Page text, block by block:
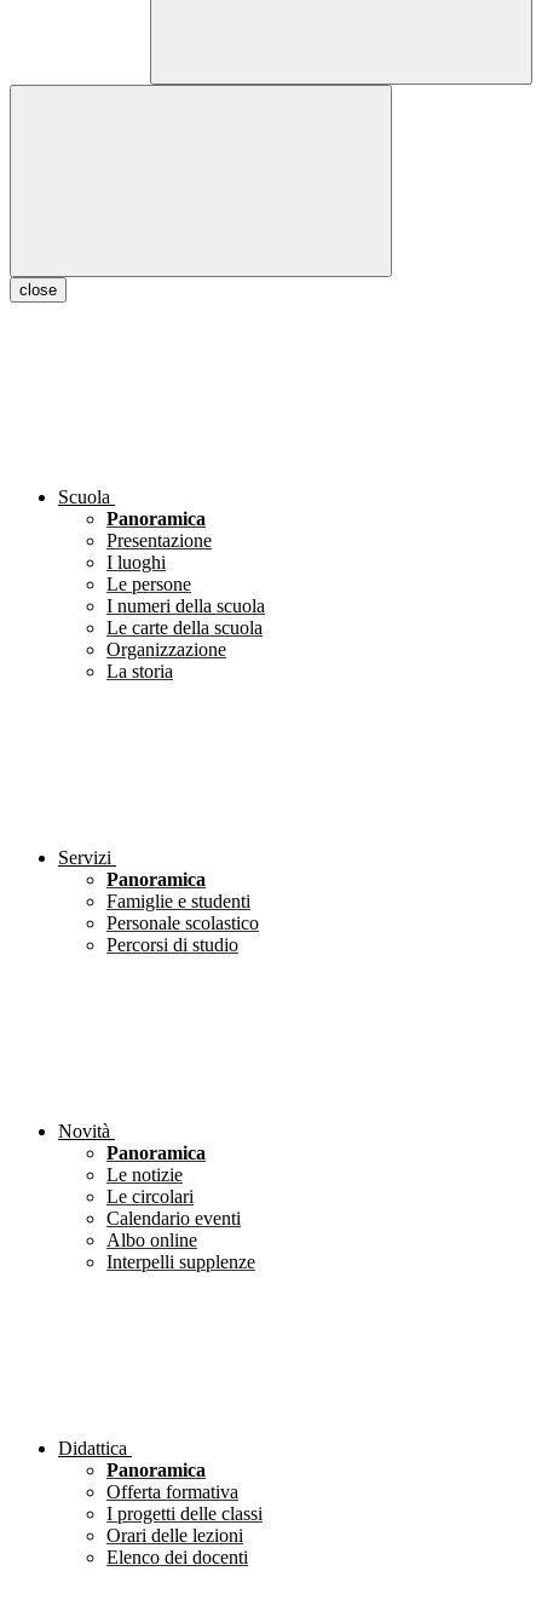
close
Scuola
Panoramica
Presentazione
I luoghi
Le persone
I numeri della scuola
Le carte della scuola
Organizzazione
La storia
Servizi
Panoramica
Famiglie e studenti
Personale scolastico
Percorsi di studio
Novità
Panoramica
Le notizie
Le circolari
Calendario eventi
Albo online
Interpelli supplenze
Didattica
Panoramica
Offerta formativa
I progetti delle classi
Orari delle lezioni
Elenco dei docenti